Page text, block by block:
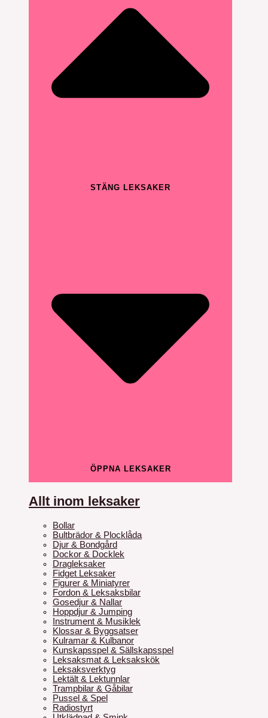
STÄNG LEKSAKER
ÖPPNA LEKSAKER
Allt inom leksaker
Bollar
Bultbrädor & Plocklåda
Djur & Bondgård
Dockor & Docklek
Dragleksaker
Fidget Leksaker
Figurer & Miniatyrer
Fordon & Leksaksbilar
Gosedjur & Nallar
Hoppdjur & Jumping
Instrument & Musiklek
Klossar & Byggsatser
Kulramar & Kulbanor
Kunskapsspel & Sällskapsspel
Leksaksmat & Leksakskök
Leksaksverktyg
Lektält & Lektunnlar
Trampbilar & Gåbilar
Pussel & Spel
Radiostyrt